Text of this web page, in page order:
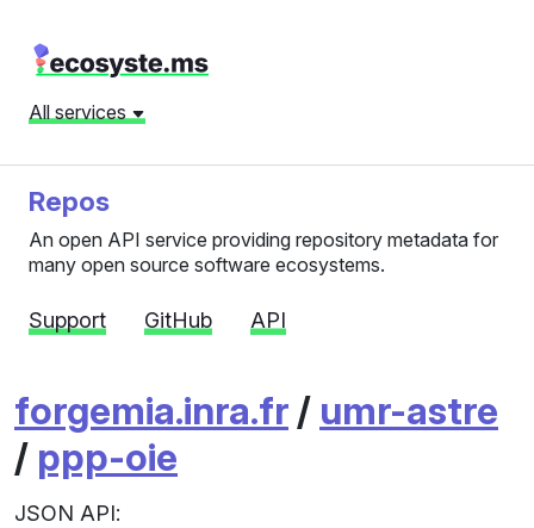
All services
Repos
An open API service providing repository metadata for
many open source software ecosystems.
Support GitHub API
forgemia.inra.fr / umr-astre
/ ppp-oie
JSON API: